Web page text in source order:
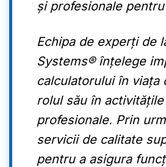
și profesionale
Echipa de experți de
Systems® înțelege
calculatorului în viața
rolul său în
profesionale. Prin
servicii de calitate
pentru a asigura